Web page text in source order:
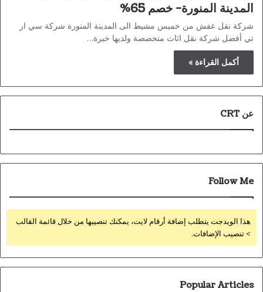
المدينة المنورة- خصم 65%
شركة نقل عفش من خميس مشيط الى المدينة المنورة شركة سي ار
تي أفضل شركة نقل اثاث متخصصة ولديها خبرة…
أكمل القراءة »
عن CRT
Follow Me
هذا الويدجت يتطلب إضافة أرقام لايت، يمكنك تنصيبها من خلال قائمة القالب
> تنصيب الإضافات.
Popular Articles